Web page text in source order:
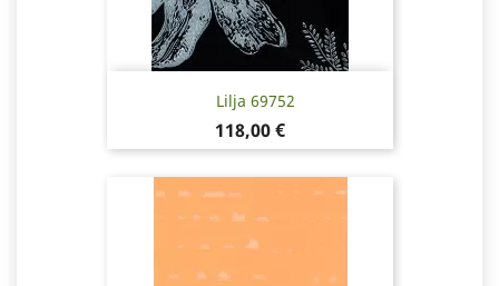
Lilja 69752
Hinta
118,00 €